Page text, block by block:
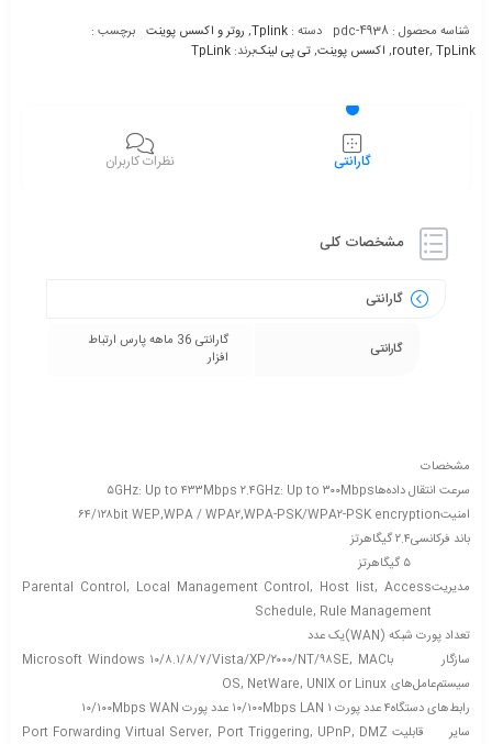
شناسه محصول : pdc-4938 دسته : Tplink
, روتر و اکسس پوینت برچسب :
router, TpLink
, اکسس پوینت,تی پی لینکبرند: TpLink
گارانتی نظرات کاربران
مشخصات کلی
گارانتی
گارانتی
گارانتی 36 ماهه پارس ارتباط
افزار
مشخصات
سرعت انتقال داده‌ها۵GHz: Up to ۴۳۳Mbps ۲.۴GHz: Up to ۳۰۰Mbps
امنیت۶۴/۱۲۸bit WEP,WPA / WPA۲,WPA-PSK/WPA۲-PSK encryption
باند فرکانسی۲.۴ گیگاهرتز
۵ گیگاهرتز
مدیریتParental Control, Local Management Control, Host list, Access
Schedule, Rule Management
تعداد پورت شبکه (WAN)
یک عدد
سازگار با
سیستم‌عامل‌های
Microsoft Windows ۱۰/۸.۱/۸/۷/Vista/XP/۲۰۰۰/NT/۹۸SE, MAC
OS, NetWare, UNIX or Linux
رابط‌های دستگاه۴ عدد پورت ۱۰/۱۰۰Mbps LAN ۱ عدد پورت ۱۰/۱۰۰Mbps WAN
سایر
قابلیت Port Forwarding Virtual Server, Port Triggering, UPnP, DMZ